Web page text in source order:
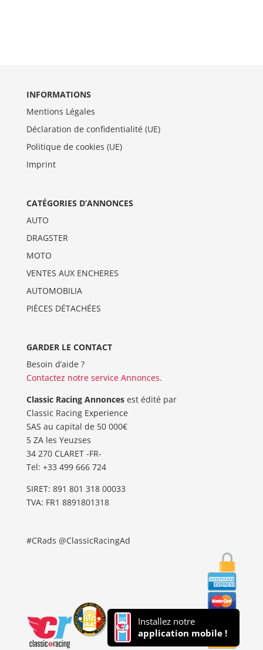
INFORMATIONS
Mentions Légales
Déclaration de confidentialité (UE)
Politique de cookies (UE)
Imprint
CATÉGORIES D’ANNONCES
AUTO
DRAGSTER
MOTO
VENTES AUX ENCHERES
AUTOMOBILIA
PIÈCES DÉTACHÉES
GARDER LE CONTACT
Besoin d’aide ?
Contactez notre service Annonces.
Classic Racing Annoncesest édité par
Classic Racing Experience
SAS au capital de 50 000€
5 ZA les Yeuzses
34 270 CLARET -FR-
Tel: ‭+33 499 666 724‬
SIRET: 891 801 318 00033
TVA: FR1 8891801318
#CRads @ClassicRacingAd
Installez notre
application mobile !